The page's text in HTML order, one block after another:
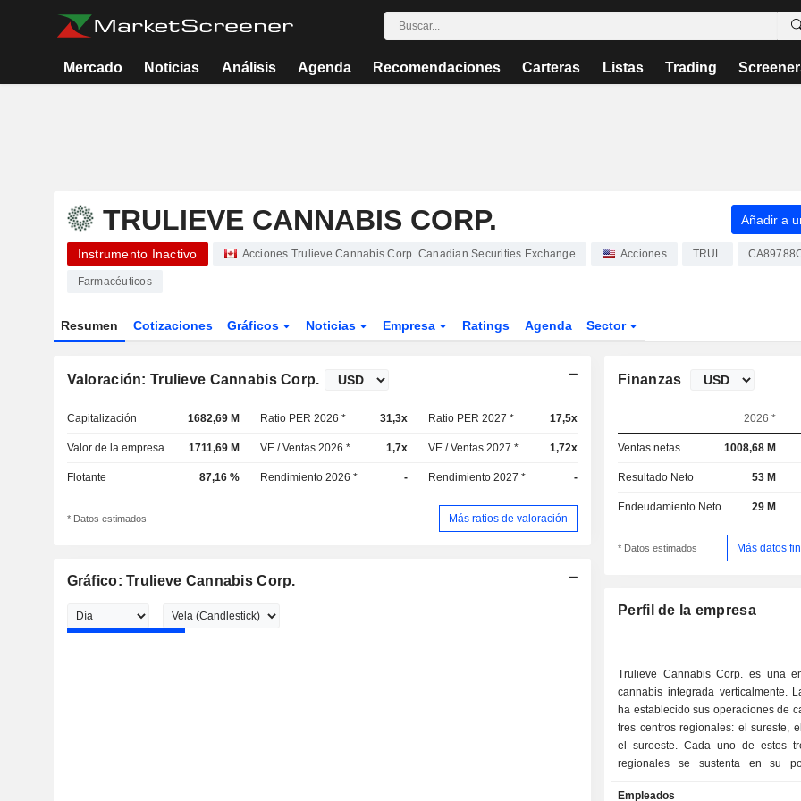
Mercado Noticias Análisis Agenda Recomendaciones Carteras Listas Trading
TRULIEVE CANNABIS CORP. Añadir a
Instrumento Inactivo Acciones Trulieve Cannabis Corp. Canadian Securities Exchange Acciones TRUL
Farmacéuticos
Resumen Cotizaciones Gráficos Noticias Empresa Ratings Agenda Sector
Valoración: Trulieve Cannabis Corp.
Capitalización 1682,69 M Ratio PER 2026 * 31,3x Ratio PER 2027 * 17,5x
Valor de la empresa 1711,69 M VE / Ventas 2026 * 1,7x VE / Ventas 2027 * 1,72x
Flotante 87,16 % Rendimiento 2026 * - Rendimiento 2027 * -
* Datos estimados Más ratios de valoración
Gráfico: Trulieve Cannabis Corp.
Finanzas
2026 *
Ventas netas 1008,68 M
Resultado Neto 53 M
Endeudamiento Neto 29 M
* Datos estimados Más datos
Perfil de la empresa
Trulieve Cannabis Corp. es una
cannabis integrada verticalmente.
ha establecido sus operaciones de
tres centros regionales: el sureste,
el suroeste. Cada uno de estos
regionales se sustenta en su
Empleados